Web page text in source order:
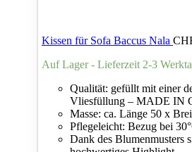
Kissen für Sofa Baccus Nala
Auf Lager - Lieferzeit 2-3
Qualität: gefüllt mit einer
Vliesfüllung – MADE IN
Masse: ca. Länge 50 x
Pflegeleicht: Bezug bei
Dank des Blumenmusters